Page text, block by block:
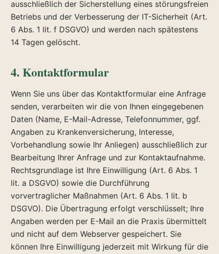
ausschließlich der Sicherstellung eines störungsfreien
Betriebs und der Verbesserung der IT-Sicherheit (Art.
6 Abs. 1 lit. f DSGVO) und werden nach spätestens
14 Tagen gelöscht.
4. Kontaktformular
Wenn Sie uns über das Kontaktformular eine Anfrage
senden, verarbeiten wir die von Ihnen eingegebenen
Daten (Name, E-Mail-Adresse, Telefonnummer, ggf.
Angaben zu Krankenversicherung, Interesse,
Vorbehandlung sowie Ihr Anliegen) ausschließlich zur
Bearbeitung Ihrer Anfrage und zur Kontaktaufnahme.
Rechtsgrundlage ist Ihre Einwilligung (Art. 6 Abs. 1
lit. a DSGVO) sowie die Durchführung
vorvertraglicher Maßnahmen (Art. 6 Abs. 1 lit. b
DSGVO). Die Übertragung erfolgt verschlüsselt; Ihre
Angaben werden per E-Mail an die Praxis übermittelt
und nicht auf dem Webserver gespeichert. Sie
können Ihre Einwilligung jederzeit mit Wirkung für die